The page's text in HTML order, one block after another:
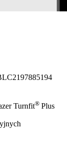
Turnfit® Plus